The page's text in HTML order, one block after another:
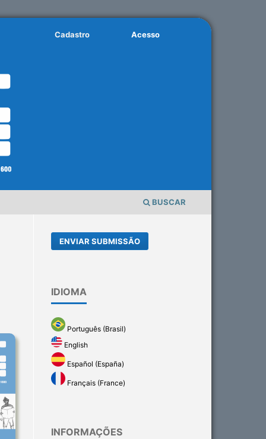
BUSCAR
Cadastro Acesso
ENVIAR SUBMISSÃO
IDIOMA
Português (Brasil)
English
Español (España)
Français (France)
INFORMAÇÕES